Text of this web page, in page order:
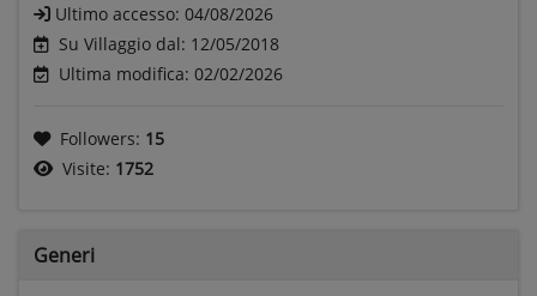
Ultimo accesso: 04/08/2026
Su Villaggio dal: 12/05/2018
Ultima modifica: 02/02/2026
Followers: 15
Visite: 1752
Generi